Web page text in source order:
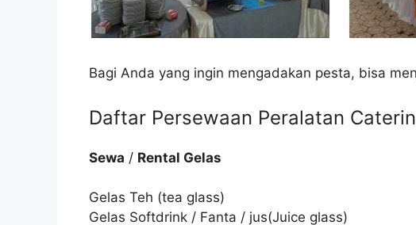
Bagi Anda yang ingin mengadakan pesta, bisa
Daftar Persewaan Peralatan
Sewa / Rental Gelas
Gelas Teh (tea glass)
Gelas Softdrink / Fanta / jus(Juice glass)